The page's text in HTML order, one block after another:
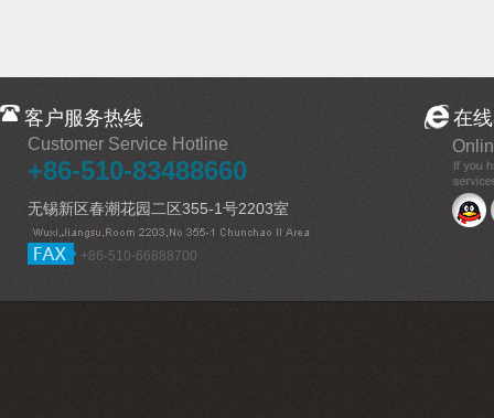
客户服务热线
Customer Service Hotline
+86-510-83488660
无锡新区春潮花园二区355-1号2203室
+86-510-66888700
在